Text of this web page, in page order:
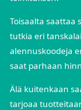
Toisaalta saattaa
tutkia eri
alennuskoodeja
saat parhaan
Älä kuitenkaan
tarjoaa